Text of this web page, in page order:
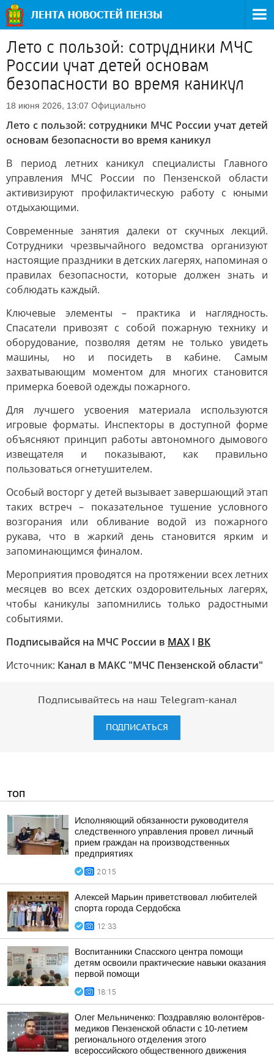
Лето с пользой: сотрудники МЧС
России учат детей основам
безопасности во время каникул
18 июня 2026, 13:07 Официально
Лето с пользой: сотрудники МЧС России учат детей
основам безопасности во время каникул
В период летних каникул специалисты Главного
управления МЧС России по Пензенской области
активизируют профилактическую работу с юными
отдыхающими.
Современные занятия далеки от скучных лекций.
Сотрудники чрезвычайного ведомства организуют
настоящие праздники в детских лагерях, напоминая о
правилах безопасности, которые должен знать и
соблюдать каждый.
Ключевые элементы – практика и наглядность.
Спасатели привозят с собой пожарную технику и
оборудование, позволяя детям не только увидеть
машины, но и посидеть в кабине. Самым
захватывающим моментом для многих становится
примерка боевой одежды пожарного.
Для лучшего усвоения материала используются
игровые форматы. Инспекторы в доступной форме
объясняют принцип работы автономного дымового
извещателя и показывают, как правильно
пользоваться огнетушителем.
Особый восторг у детей вызывает завершающий этап
таких встреч – показательное тушение условного
возгорания или обливание водой из пожарного
рукава, что в жаркий день становится ярким и
запоминающимся финалом.
Мероприятия проводятся на протяжении всех летних
месяцев во всех детских оздоровительных лагерях,
чтобы каникулы запомнились только радостными
событиями.
Подписывайся на МЧС России в MAX I ВК
Источник: Канал в МАКС "МЧС Пензенской области"
Подписывайтесь на наш Telegram-канал
ПОДПИСАТЬСЯ
ТОП
Исполняющий обязанности руководителя
следственного управления провел личный
прием граждан на производственных
предприятиях
20:15
Алексей Марьин приветствовал любителей
спорта города Сердобска
12:33
Воспитанники Спасского центра помощи
детям освоили практические навыки оказания
первой помощи
18:15
Олег Мельниченко: Поздравляю волонтёров-
медиков Пензенской области с 10-летием
регионального отделения этого
всероссийского общественного движения